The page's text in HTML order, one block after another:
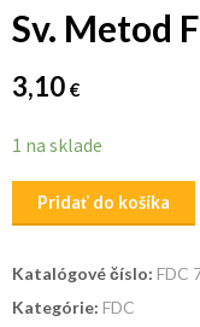
Sv. Metod
3,10 €
1 na sklade
množstvo
Sv.
FDC
2020
Pridať do košíka
Katalógové číslo: FDC
Kategórie: FDC